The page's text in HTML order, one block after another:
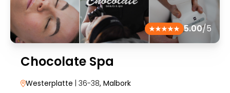
5.00/5
Chocolate Spa
Westerplatte | 36-38, Malbork